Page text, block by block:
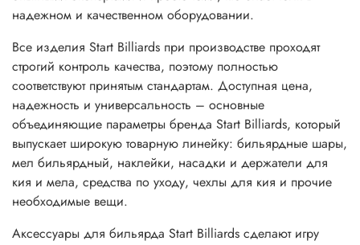
надежном и качественном оборудовании.
Все изделия Start Billiards при производстве проходят
строгий контроль качества, поэтому полностью
соответствуют принятым стандартам. Доступная цена,
надежность и универсальность – основные
объединяющие параметры бренда Start Billiards, который
выпускает широкую товарную линейку: бильярдные шары,
мел бильярдный, наклейки, насадки и держатели для
кия и мела, средства по уходу, чехлы для кия и прочие
необходимые вещи.
Аксессуары для бильярда Start Billiards сделают игру